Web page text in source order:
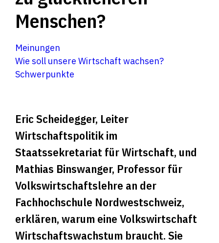
Menschen?
Meinungen
Wie soll unsere Wirtschaft wachsen?
Schwerpunkte
Eric Scheidegger, Leiter
Wirtschaftspolitik im
Staatssekretariat für Wirtschaft, und
Mathias Binswanger, Professor für
Volkswirtschaftslehre an der
Fachhochschule Nordwestschweiz,
erklären, warum eine Volkswirtschaft
Wirtschaftswachstum braucht. Sie